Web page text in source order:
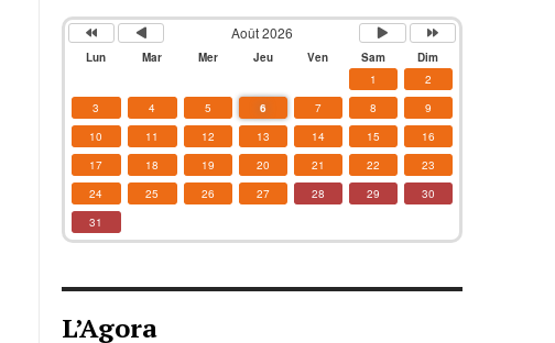
Août 2026
Lun Mar Mer Jeu Ven Sam
Dim
1
2
3
4 5 6 7 8
9
10
11 12 13 14 15
16
17
18 19 20 21 22
23
24
25 26 27 28 29
30
31
L’Agora